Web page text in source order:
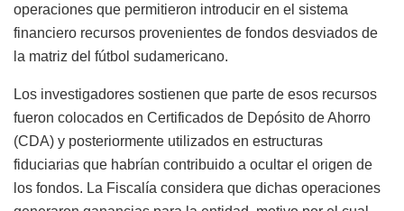
operaciones que permitieron introducir en el sistema
financiero recursos provenientes de fondos desviados de
la matriz del fútbol sudamericano.
Los investigadores sostienen que parte de esos recursos
fueron colocados en Certificados de Depósito de Ahorro
(CDA) y posteriormente utilizados en estructuras
fiduciarias que habrían contribuido a ocultar el origen de
los fondos. La Fiscalía considera que dichas operaciones